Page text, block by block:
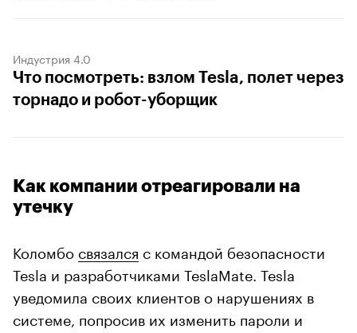
Индустрия 4.0
Что посмотреть: взлом Tesla, полет через
торнадо и робот-уборщик
Как компании отреагировали на
утечку
Коломбо связался с командой безопасности
Tesla и разработчиками TeslaMate. Tesla
уведомила своих клиентов о нарушениях в
системе, попросив их изменить пароли и